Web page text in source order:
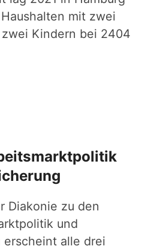
mit zwei
Kindern bei 2404
Diakonie zu den
und
erscheint alle drei